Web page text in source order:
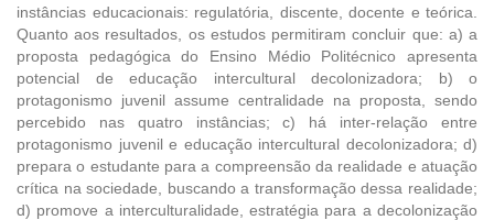
instâncias educacionais: regulatória, discente, docente e teórica.
Quanto aos resultados, os estudos permitiram concluir que: a) a
proposta pedagógica do Ensino Médio Politécnico apresenta
potencial de educação intercultural decolonizadora; b) o
protagonismo juvenil assume centralidade na proposta, sendo
percebido nas quatro instâncias; c) há inter-relação entre
protagonismo juvenil e educação intercultural decolonizadora; d)
prepara o estudante para a compreensão da realidade e atuação
crítica na sociedade, buscando a transformação dessa realidade;
d) promove a interculturalidade, estratégia para a decolonização